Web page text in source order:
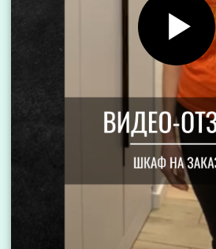
опыта и отлаженного собственного
Пригласить дизайнера